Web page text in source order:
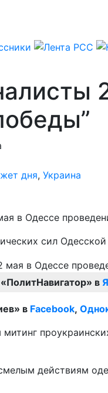
дня, Украина
в Одессе
сил Одесской
в
в Facebook,
действиям